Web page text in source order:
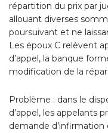
répartition du prix par
allouant diverses
poursuivant et ne
Les époux C relèvent
d’appel, la banque
modification de la
Problème : dans le
d’appel, les appelants
demande d’infirmation